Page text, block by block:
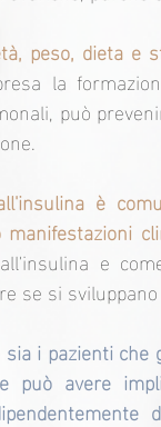
peso, dieta e
la
può
è
e
se si
i pazienti
avere